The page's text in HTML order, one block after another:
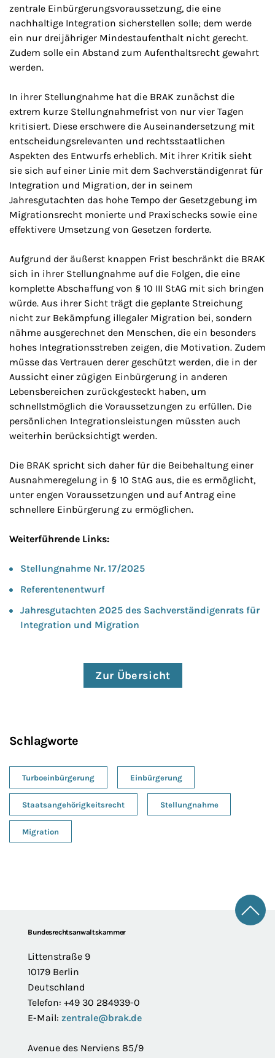
zentrale Einbürgerungsvoraussetzung, die eine
nachhaltige Integration sicherstellen solle; dem werde
ein nur dreijähriger Mindestaufenthalt nicht gerecht.
Zudem solle ein Abstand zum Aufenthaltsrecht gewahrt
werden.
In ihrer Stellungnahme hat die BRAK zunächst die
extrem kurze Stellungnahmefrist von nur vier Tagen
kritisiert. Diese erschwere die Auseinandersetzung mit
entscheidungsrelevanten und rechtsstaatlichen
Aspekten des Entwurfs erheblich. Mit ihrer Kritik sieht
sie sich auf einer Linie mit dem Sachverständigenrat für
Integration und Migration, der in seinem
Jahresgutachten das hohe Tempo der Gesetzgebung im
Migrationsrecht monierte und Praxischecks sowie eine
effektivere Umsetzung von Gesetzen forderte.
Aufgrund der äußerst knappen Frist beschränkt die BRAK
sich in ihrer Stellungnahme auf die Folgen, die eine
komplette Abschaffung von § 10 III StAG mit sich bringen
würde. Aus ihrer Sicht trägt die geplante Streichung
nicht zur Bekämpfung illegaler Migration bei, sondern
nähme ausgerechnet den Menschen, die ein besonders
hohes Integrationsstreben zeigen, die Motivation. Zudem
müsse das Vertrauen derer geschützt werden, die in der
Aussicht einer zügigen Einbürgerung in anderen
Lebensbereichen zurückgesteckt haben, um
schnellstmöglich die Voraussetzungen zu erfüllen. Die
persönlichen Integrationsleistungen müssten auch
weiterhin berücksichtigt werden.
Die BRAK spricht sich daher für die Beibehaltung einer
Ausnahmeregelung in § 10 StAG aus, die es ermöglicht,
unter engen Voraussetzungen und auf Antrag eine
schnellere Einbürgerung zu ermöglichen.
Weiterführende Links:
Stellungnahme Nr. 17/2025
Referentenentwurf
Jahresgutachten 2025 des Sachverständigenrats für
Integration und Migration
Zur Übersicht
Schlagworte
Turboeinbürgerung Einbürgerung
Staatsangehörigkeitsrecht Stellungnahme
Migration
FooterBundesrechtsanwaltskammer
Littenstraße 9
10179 Berlin
Deutschland
Telefon: +49 30 284939-0
E-Mail: zentrale@brak.de
Avenue des Nerviens 85/9